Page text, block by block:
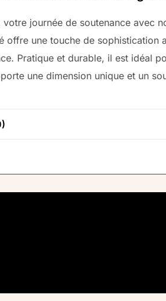
votre journée de soutenance avec
offre une touche de sophistication
Pratique et durable, il est idéal
une dimension unique et un